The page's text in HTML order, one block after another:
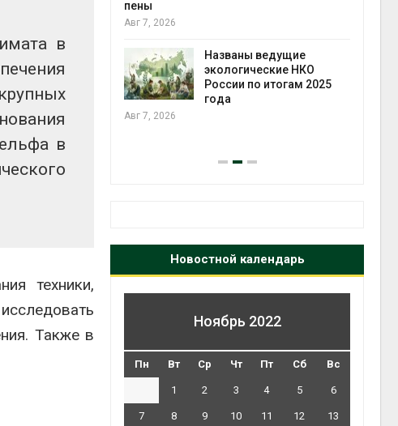
в
в
техники,
Также в
без
и почти
пены
Авг 7, 2026
Названы ведущие
экологические НКО
России по итогам 2025
года
Авг 7, 2026
Новостной календарь
Ноябрь 2022
Пн Вт Ср Чт Пт Сб Вс
1 2 3 4 5 6
7 8 9 10 11 12 13